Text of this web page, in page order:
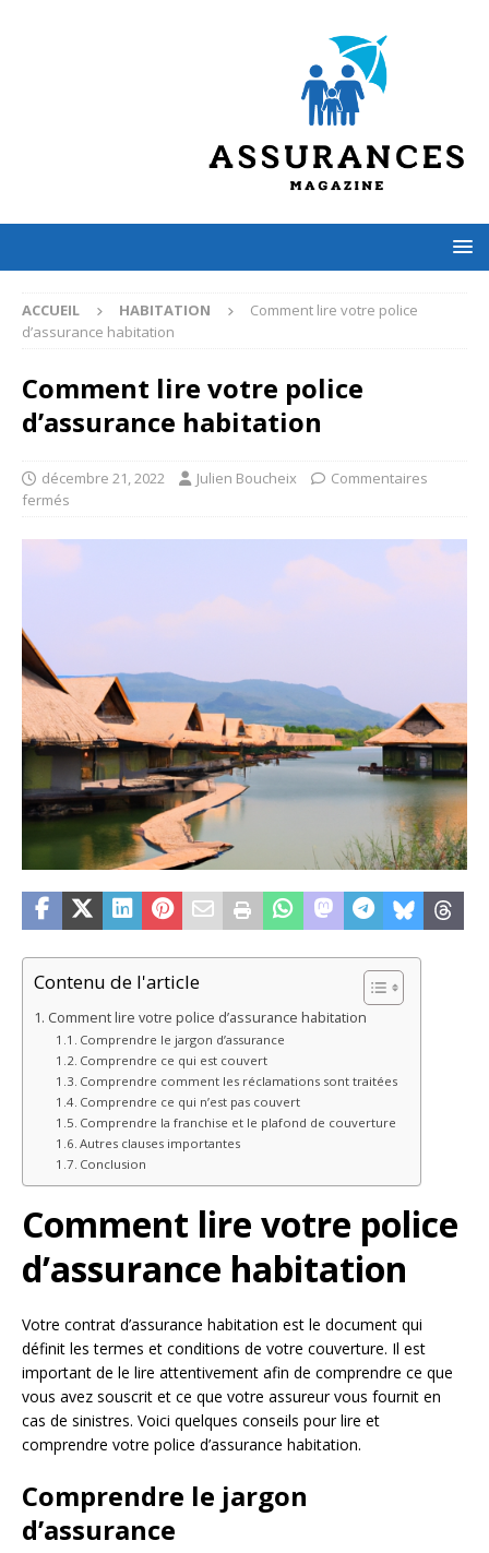
ACCUEIL HABITATION
Comment lire votre police
d’assurance habitation
Comment lire votre police
d’assurance habitation
décembre 21, 2022 Julien Boucheix
Commentaires
fermés
Contenu de l'article
Comment lire votre police d’assurance habitation
Comprendre le jargon d’assurance
Comprendre ce qui est couvert
Comprendre comment les réclamations sont traitées
Comprendre ce qui n’est pas couvert
Comprendre la franchise et le plafond de couverture
Autres clauses importantes
Conclusion
Comment lire votre police
d’assurance habitation
Votre contrat d’assurance habitation est le document qui
définit les termes et conditions de votre couverture. Il est
important de le lire attentivement afin de comprendre ce que
vous avez souscrit et ce que votre assureur vous fournit en
cas de sinistres. Voici quelques conseils pour lire et
comprendre votre police d’assurance habitation.
Comprendre le jargon
d’assurance